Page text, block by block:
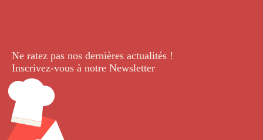
Ne ratez pas nos dernières actualités !
Inscrivez-vous à notre Newsletter.